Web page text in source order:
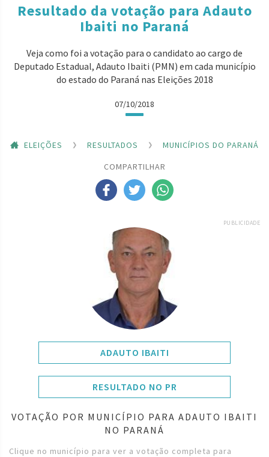
Resultado da votação para Adauto
Ibaiti no Paraná
Veja como foi a votação para o candidato ao cargo de
Deputado Estadual, Adauto Ibaiti (PMN) em cada município
do estado do Paraná nas Eleições 2018
07/10/2018
ELEIÇÕES RESULTADOS
MUNICÍPIOS DO PARANÁ
COMPARTILHAR
PUBLICIDADE
ADAUTO IBAITI
RESULTADO NO PR
VOTAÇÃO POR MUNICÍPIO PARA ADAUTO IBAITI
NO PARANÁ
Clique no município para ver a votação completa para